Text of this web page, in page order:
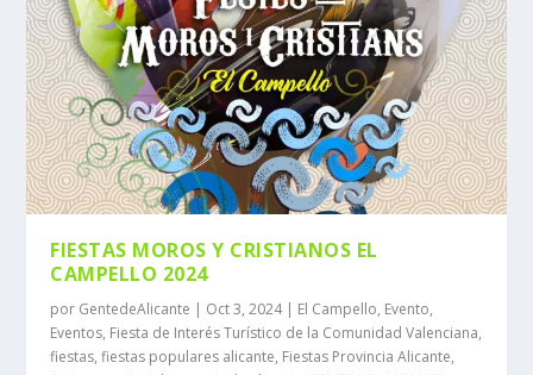
FIESTAS MOROS Y CRISTIANOS EL
CAMPELLO 2024
por GentedeAlicante | Oct 3, 2024| El Campello, Evento,
Eventos, Fiesta de Interés Turístico de la Comunidad Valenciana,
fiestas,fiestas populares alicante, Fiestas Provincia Alicante,